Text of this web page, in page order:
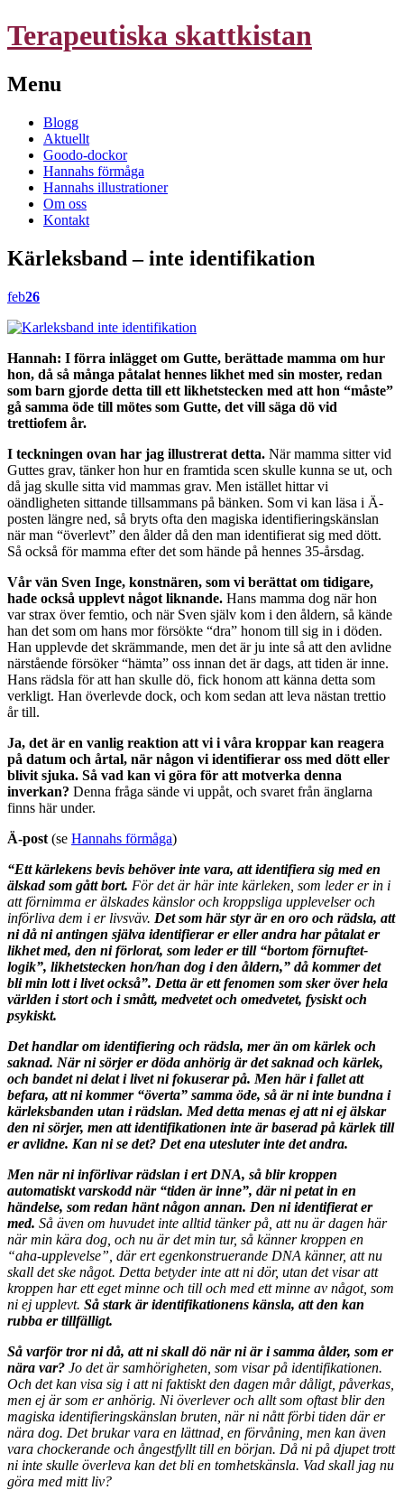
Terapeutiska skattkistan
Menu
Skip
content
Blogg
Aktuellt
Goodo-dockor
Hannahs förmåga
Hannahs illustrationer
Om oss
Kontakt
Kärleksband – inte identifikation
feb26
Hannah: I förra inlägget om Gutte, berättade mamma om hur
hon, då så många påtalat hennes likhet med sin moster, redan
som barn gjorde detta till ett likhetstecken med att hon “måste”
gå samma öde till mötes som Gutte, det vill säga dö vid
trettiofem år.
I teckningen ovan har jag illustrerat detta. När mamma sitter vid
Guttes grav, tänker hon hur en framtida scen skulle kunna se ut, och
då jag skulle sitta vid mammas grav. Men istället hittar vi
oändligheten sittande tillsammans på bänken. Som vi kan läsa i Ä-
posten längre ned, så bryts ofta den magiska identifieringskänslan
när man “överlevt” den ålder då den man identifierat sig med dött.
Så också för mamma efter det som hände på hennes 35-årsdag.
Vår vän Sven Inge, konstnären, som vi berättat om tidigare,
hade också upplevt något liknande. Hans mamma dog när hon
var strax över femtio, och när Sven själv kom i den åldern, så kände
han det som om hans mor försökte “dra” honom till sig in i döden.
Han upplevde det skrämmande, men det är ju inte så att den avlidne
närstående försöker “hämta” oss innan det är dags, att tiden är inne.
Hans rädsla för att han skulle dö, fick honom att känna detta som
verkligt. Han överlevde dock, och kom sedan att leva nästan trettio
år till.
Ja, det är en vanlig reaktion att vi i våra kroppar kan reagera
på datum och årtal, när någon vi identifierar oss med dött eller
blivit sjuka. Så vad kan vi göra för att motverka denna
inverkan? Denna fråga sände vi uppåt, och svaret från änglarna
finns här under.
Ä-post (se Hannahs förmåga)
“Ett kärlekens bevis behöver inte vara, att identifiera sig med en
älskad som gått bort. För det är här inte kärleken, som leder er in i
att förnimma er älskades känslor och kroppsliga upplevelser och
införliva dem i er livsväv. Det som här styr är en oro och rädsla, att
ni då ni antingen själva identifierar er eller andra har påtalat er
likhet med, den ni förlorat, som leder er till “bortom förnuftet-
logik”, likhetstecken hon/han dog i den åldern,” då kommer det
bli min lott i livet också”. Detta är ett fenomen som sker över hela
världen i stort och i smått, medvetet och omedvetet, fysiskt och
psykiskt.
Det handlar om identifiering och rädsla, mer än om kärlek och
saknad. När ni sörjer er döda anhörig är det saknad och kärlek,
och bandet ni delat i livet ni fokuserar på. Men här i fallet att
befara, att ni kommer “överta” samma öde, så är ni inte bundna i
kärleksbanden utan i rädslan. Med detta menas ej att ni ej älskar
den ni sörjer, men att identifikationen inte är baserad på kärlek till
er avlidne. Kan ni se det? Det ena utesluter inte det andra.
Men när ni införlivar rädslan i ert DNA, så blir kroppen
automatiskt varskodd när “tiden är inne”, där ni petat in en
händelse, som redan hänt någon annan. Den ni identifierat er
med. Så även om huvudet inte alltid tänker på, att nu är dagen här
när min kära dog, och nu är det min tur, så känner kroppen en
“aha-upplevelse”, där ert egenkonstruerande DNA känner, att nu
skall det ske något. Detta betyder inte att ni dör, utan det visar att
kroppen har ett eget minne och till och med ett minne av något, som
ni ej upplevt. Så stark är identifikationens känsla, att den kan
rubba er tillfälligt.
Så varför tror ni då, att ni skall dö när ni är i samma ålder, som er
nära var? Jo det är samhörigheten, som visar på identifikationen.
Och det kan visa sig i att ni faktiskt den dagen mår dåligt, påverkas,
men ej är som er anhörig. Ni överlever och allt som oftast blir den
magiska identifieringskänslan bruten, när ni nått förbi tiden där er
nära dog. Det brukar vara en lättnad, en förvåning, men kan även
vara chockerande och ångestfyllt till en början. Då ni på djupet trott
ni inte skulle överleva kan det bli en tomhetskänsla. Vad skall jag nu
göra med mitt liv?